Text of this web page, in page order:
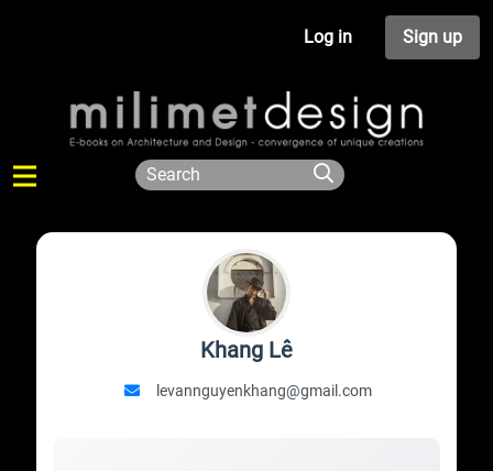
Log in Sign up
Khang Lê
levannguyenkhang@gmail.com